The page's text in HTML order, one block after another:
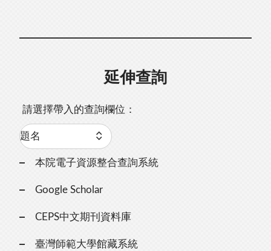
延伸查詢
請選擇帶入的查詢欄位：
本院電子資源整合查詢系統
Google Scholar
CEPS中文期刊資料庫
臺灣師範大學館藏系統